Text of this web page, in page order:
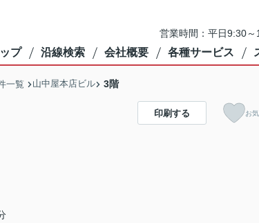
営業時間：平日9:30
ップ 沿線検索 会社概要 各種サービス
一覧 山中屋本店ビル 3階
印刷する お